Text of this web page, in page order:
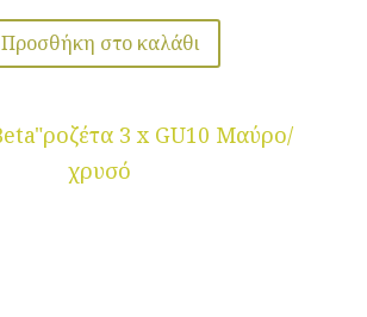
Προσθήκη στο καλάθι